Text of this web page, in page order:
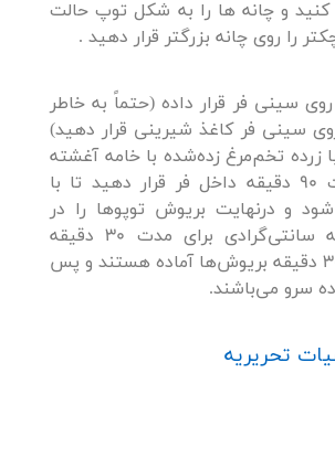
و چانه ها را به شکل توپ حالت
را روی چانه بزرگتر قرار دهید .
سینی فر قرار داده (حتماً به خاطر
سینی فر کاغذ شیرینی قرار دهید)
زرده تخم‌مرغ زده‌شده با خامه آغشته
کرده و به مدت 90 دقیقه داخل فر قرار دهید تا با
و درنهایت بریوش توپوها را در
دمای 180 درجه سانتی‌گرادی برای مدت 30 دقیقه
بپزید. پس از 30 دقیقه بریوش‌ها آماده هستند و پس
سرو می‌باشند.
تحریریه